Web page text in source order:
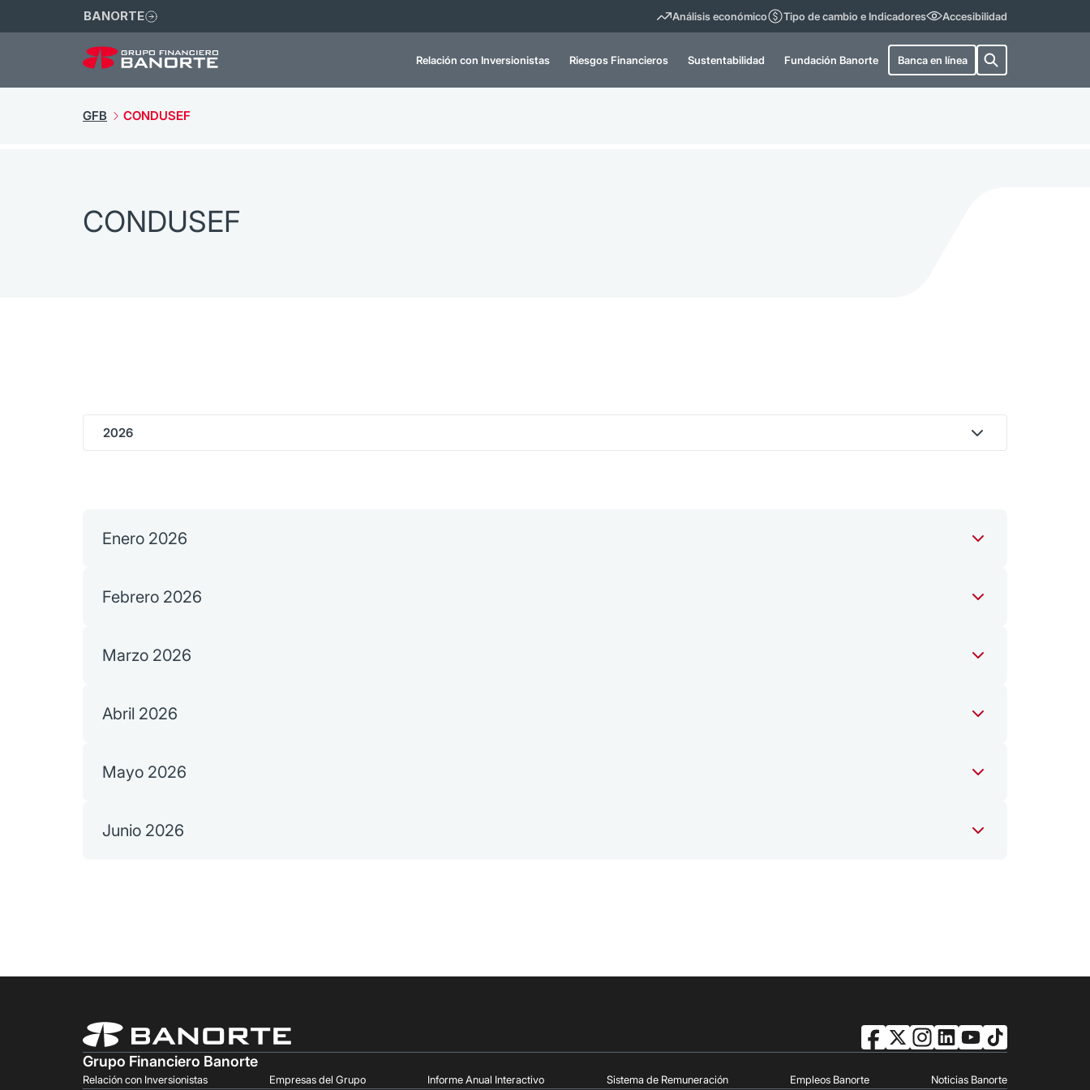
BANORTE Análisis económico Tipo de cambio e Indicadores Accesibilidad
Relación con Inversionistas Riesgos Financieros Sustentabilidad Fundación Banorte Banca en línea
GFB CONDUSEF
CONDUSEF
2026
Enero 2026
Febrero 2026
Marzo 2026
Abril 2026
Mayo 2026
Junio 2026
Grupo Financiero Banorte
Relación con Inversionistas Empresas del Grupo Informe Anual Interactivo Sistema de Remuneración Empleos Banorte Noticias Banorte